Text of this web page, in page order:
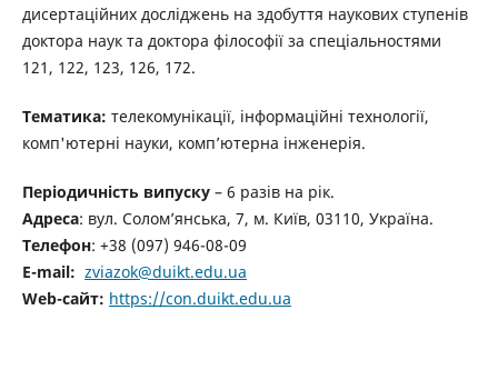
дисертаційних досліджень на здобуття наукових ступенів
доктора наук та доктора філософії за спеціальностями
121, 122, 123, 126, 172.
Тематика: телекомунікації, інформаційні технології,
комп'ютерні науки, комп’ютерна інженерія.
Періодичність випуску– 6 разів на рік.
Адреса: вул. Солом’янська, 7, м. Київ, 03110, Україна.
Телефон: +38 (097) 946-08-09
E-mail: zviazok@duikt.edu.ua
Web-сайт: https://con.duikt.edu.ua